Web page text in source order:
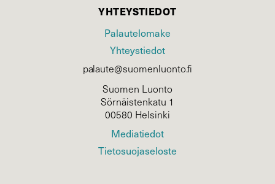
YHTEYSTIEDOT
Palautelomake
Yhteystiedot
palaute@suomenluonto.fi
Suomen Luonto
Sörnäistenkatu 1
00580 Helsinki
Mediatiedot
Tietosuojaseloste